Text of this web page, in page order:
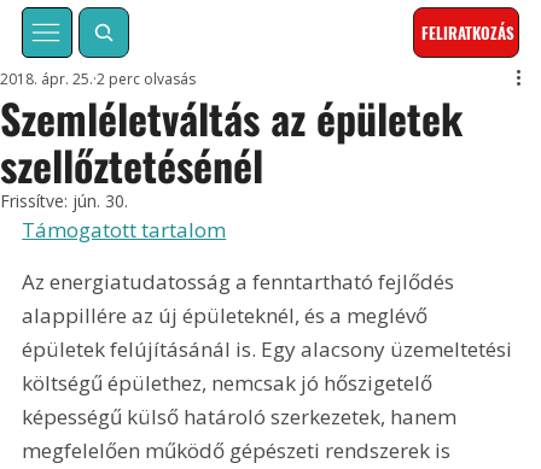
FELIRATKOZÁS
Szemléletváltás az épületek
szellőztetésénél
2018. ápr. 25. 2 perc olvasás
Frissítve: jún. 30.
Támogatott tartalom
Az energiatudatosság a fenntartható fejlődés
alappillére az új épületeknél, és a meglévő
épületek felújításánál is. Egy alacsony üzemeltetési
költségű épülethez, nemcsak jó hőszigetelő
képességű külső határoló szerkezetek, hanem
megfelelően működő gépészeti rendszerek is